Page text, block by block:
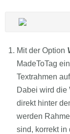
Mit der Option
MadeToTag
Textrahmen
Dabei wird die
direkt hinter
werden
sind, korrekt in